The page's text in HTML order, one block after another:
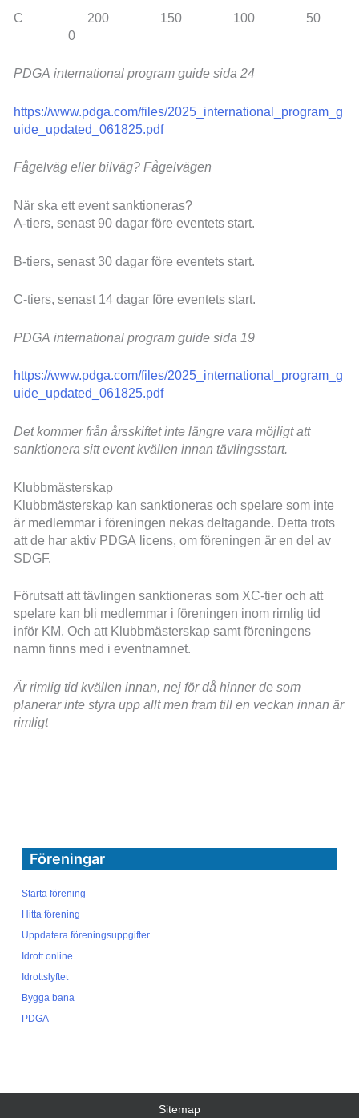
Föreningar
Starta förening
Hitta förening
Uppdatera föreningsuppgifter
Idrott online
Idrottslyftet
Bygga bana
PDGA
C 200 150 100 50
0
PDGA international program guide sida 24
https://www.pdga.com/files/2025_international_program_g
uide_updated_061825.pdf
Fågelväg eller bilväg? Fågelvägen
När ska ett event sanktioneras?
A-tiers, senast 90 dagar före eventets start.
B-tiers, senast 30 dagar före eventets start.
C-tiers, senast 14 dagar före eventets start.
PDGA international program guide sida 19
https://www.pdga.com/files/2025_international_program_g
uide_updated_061825.pdf
Det kommer från årsskiftet inte längre vara möjligt att
sanktionera sitt event kvällen innan tävlingsstart.
Klubbmästerskap
Klubbmästerskap kan sanktioneras och spelare som inte
är medlemmar i föreningen nekas deltagande. Detta trots
att de har aktiv PDGA licens, om föreningen är en del av
SDGF.
Förutsatt att tävlingen sanktioneras som XC-tier och att
spelare kan bli medlemmar i föreningen inom rimlig tid
inför KM. Och att Klubbmästerskap samt föreningens
namn finns med i eventnamnet.
Är rimlig tid kvällen innan, nej för då hinner de som
planerar inte styra upp allt men fram till en veckan innan är
rimligt
Sitemap